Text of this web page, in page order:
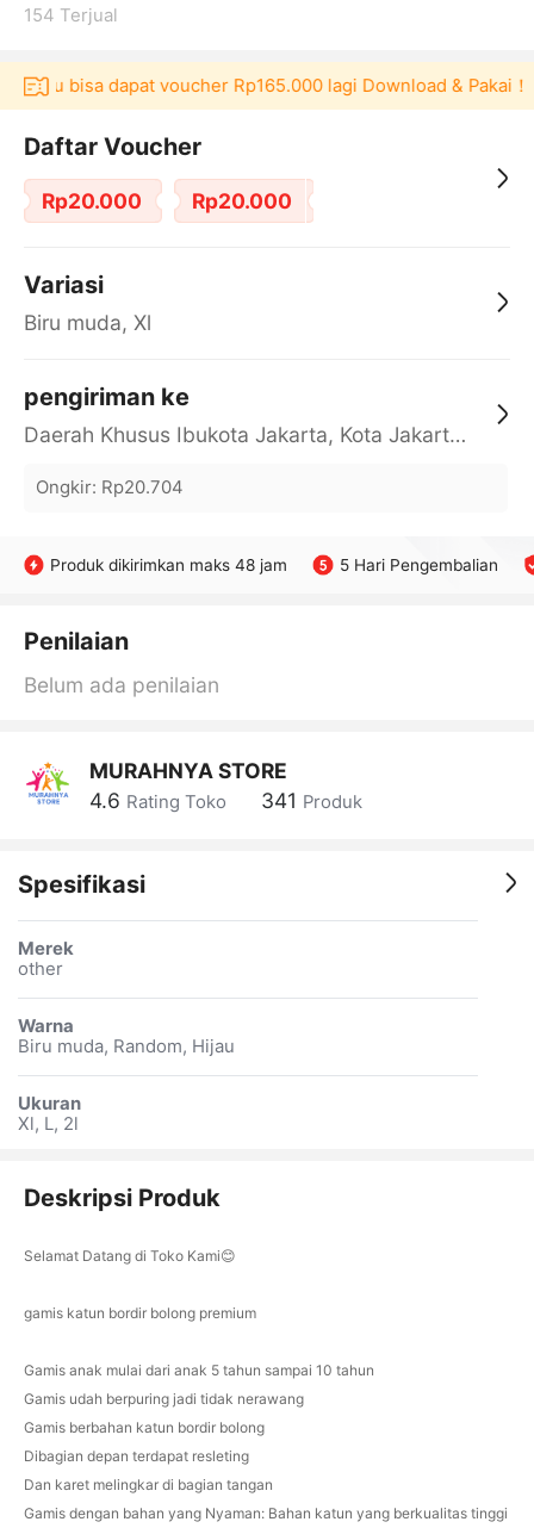
154 Terjual
bisa dapat voucher Rp165.000 lagi Download & Pakai！
Daftar Voucher
Rp20.000 Rp20.000
Variasi
Biru muda, Xl
pengiriman ke
Daerah Khusus Ibukota Jakarta, Kota Jakarta Barat, Cengkareng, yy
Ongkir: Rp20.704
Produk dikirimkan maks 48 jam 5 Hari Pengembalian
Penilaian
Belum ada penilaian
MURAHNYA STORE
4.6 Rating Toko 341 Produk
Spesifikasi
Merek
other
Warna
Biru muda, Random, Hijau
Ukuran
Xl, L, 2l
Deskripsi Produk
Selamat Datang di Toko Kami😊
gamis katun bordir bolong premium
Gamis anak mulai dari anak 5 tahun sampai 10 tahun
Gamis udah berpuring jadi tidak nerawang
Gamis berbahan katun bordir bolong
Dibagian depan terdapat resleting
Dan karet melingkar di bagian tangan
Gamis dengan bahan yang Nyaman: Bahan katun yang berkualitas tinggi